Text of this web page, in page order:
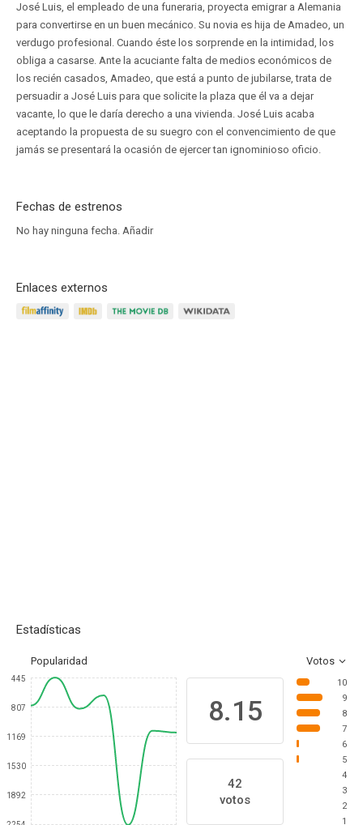
José Luis, el empleado de una funeraria, proyecta emigrar a Alemania
para convertirse en un buen mecánico. Su novia es hija de Amadeo, un
verdugo profesional. Cuando éste los sorprende en la intimidad, los
obliga a casarse. Ante la acuciante falta de medios económicos de
los recién casados, Amadeo, que está a punto de jubilarse, trata de
persuadir a José Luis para que solicite la plaza que él va a dejar
vacante, lo que le daría derecho a una vivienda. José Luis acaba
aceptando la propuesta de su suegro con el convencimiento de que
jamás se presentará la ocasión de ejercer tan ignominioso oficio.
Fechas de estrenos
No hay ninguna fecha. Añadir
Enlaces externos
Estadísticas
Popularidad Votos
445
807
1169
1530
1892
8.15
42
votos
10
9
8
7
6
5
4
3
2
1